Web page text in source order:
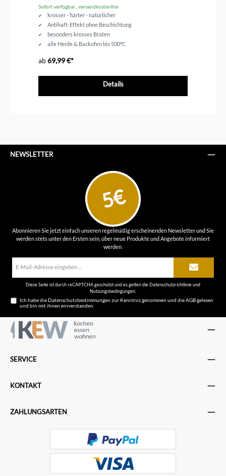
Sofort verfügbar , versandkostenfrei
krosser - härter - natürlicher
Antihaft-Effekt ohne Beschichtung
besonders krosses Braten
alle Herde & Backofen bis 500°C
ab69,99 €*
Details
NEWSLETTER
5€
Abonnieren Sie jetzt einfach unseren regelmäßig erscheinenden Newsletter und Sie
werden stets unter den Ersten sein, über neue Produkte und Angebote informiert
werden.
Diese Seite ist durch reCAPTCHA geschützt und es gelten dieDatenschutzrichtlinieund
Nutzungsbedingungen
Ich habe dieDatenschutzbestimmungen zur Kenntnis genommen und dieAGBgelesen
und bin mit ihnen einverstanden.
SERVICE
KONTAKT
ZAHLUNGSARTEN